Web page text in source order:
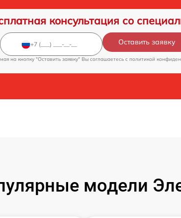
консультация со
Оставить заявку
на кнопку "Оставить заявку" Вы соглашаетесь c политикой
модели